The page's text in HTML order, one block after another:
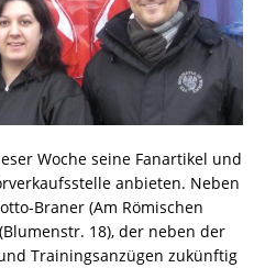
Woche seine Fanartikel und
anbieten. Neben
Braner (Am Römischen
18), der neben der
Trainingsanzügen zukünftig